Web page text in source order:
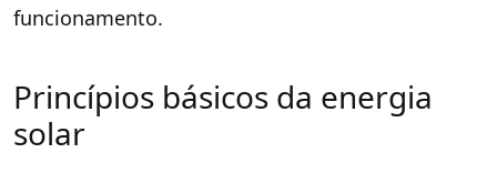
funcionamento.
Princípios básicos da energia
solar